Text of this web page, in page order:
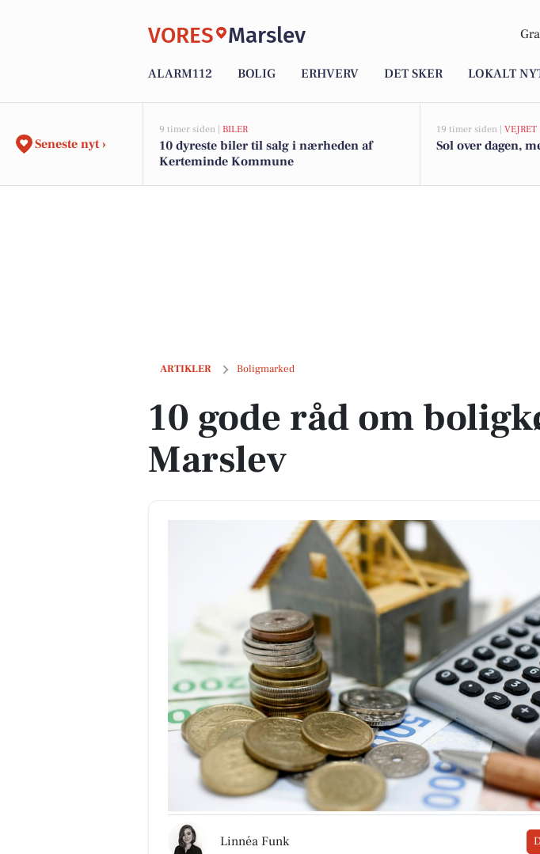
VORES Marslev
ALARM112 BOLIG ERHVERV DET SKER LOKALT
Seneste nyt ›
9 timer siden | BILER
10 dyreste biler til salg i nærheden af
Kerteminde Kommune
19 timer siden | VEJRET
Sol over dagen,
ARTIKLER Boligmarked
10 gode råd om boligkøb i Marslev
10 gode råd om
Marslev
Linnéa Funk